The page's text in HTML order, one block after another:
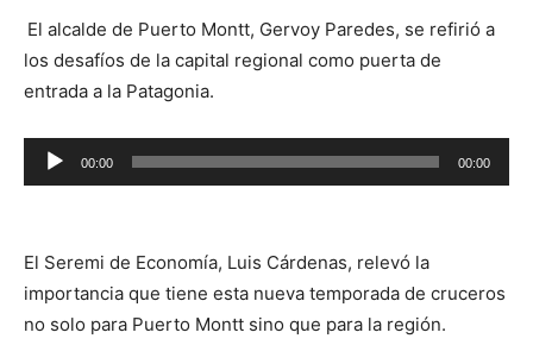
El alcalde de Puerto Montt, Gervoy Paredes, se refirió a
los desafíos de la capital regional como puerta de
entrada a la Patagonia.
Reproductor
de
00:00 00:00
El Seremi de Economía, Luis Cárdenas, relevó la
importancia que tiene esta nueva temporada de cruceros
no solo para Puerto Montt sino que para la región.